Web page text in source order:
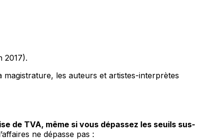
2017).
les auteurs et artistes-interprètes
de TVA, même si vous dépassez les seuils sus-
ne dépasse pas :